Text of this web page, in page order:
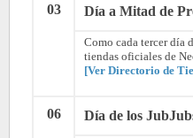
03 Día a Mitad de
Como cada tercer día
tiendas oficiales de
[Ver Directorio de
06 Día de los